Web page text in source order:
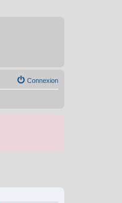
Connexion